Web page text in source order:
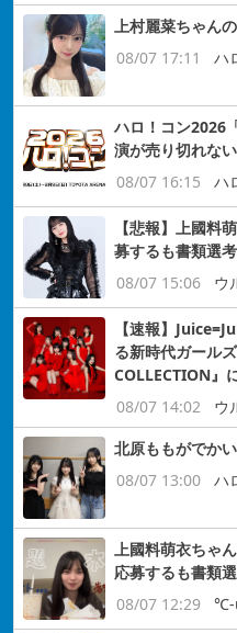
上村麗菜ちゃん
08/07 17:11
ハ
ハロ！コン2026
演が売り切れない
08/07 16:15
ハ
【悲報】上國料
募するも書類選
08/07 15:06
ウ
【速報】
る新時代ガール
COLLECTION』
08/07 14:02
ウ
北原ももがでかい
08/07 13:00
ハ
上國料萌衣ちゃ
応募するも書類
08/07 12:29
℃-